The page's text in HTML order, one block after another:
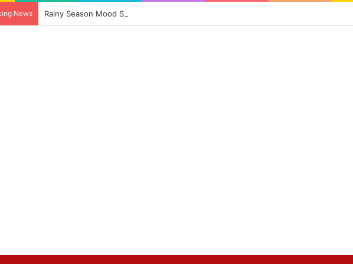
News Rainy Season Mood Swings: बरसात में सुस्ती और आलस से हैं परेशान? अपनाएं ये 5 आसान बदलाव,